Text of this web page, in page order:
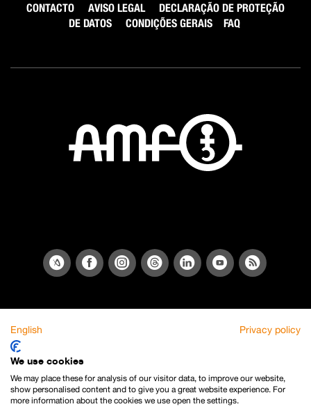
CONTACTO AVISO LEGAL
DECLARAÇÃO DE PROTEÇÃO
DE DATOS
CONDIÇÕES GERAIS FAQ
English Privacy policy
We use cookies
We may place these for analysis of our visitor data, to improve our website,
show personalised content and to give you a great website experience. For
more information about the cookies we use open the settings.